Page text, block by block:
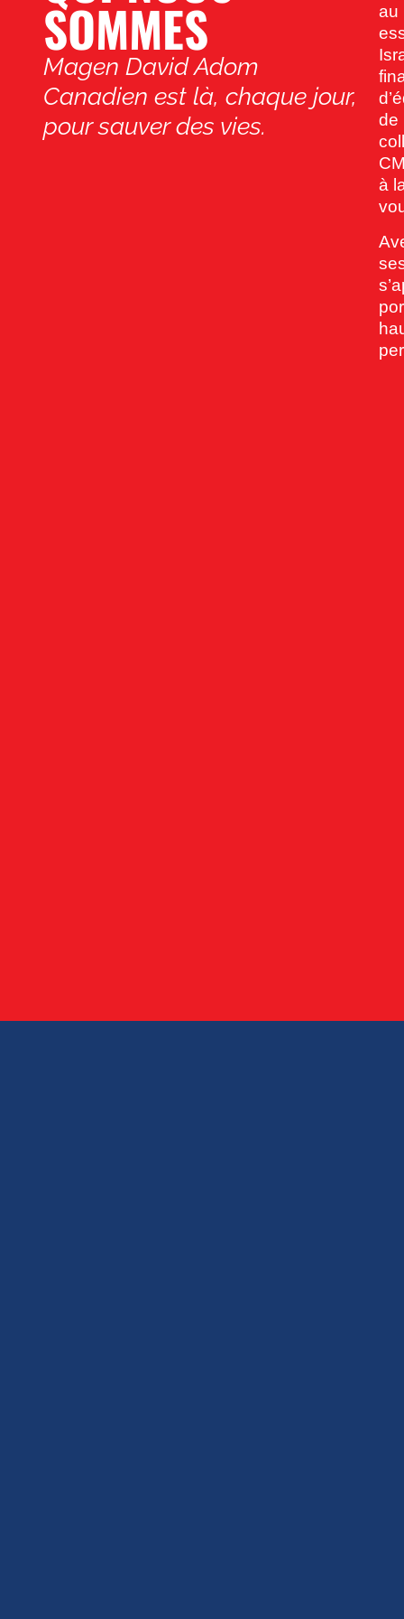
SOMMES
Magen David Adom
Canadien est là, chaque jour,
pour sauver des vies.
au
de
à